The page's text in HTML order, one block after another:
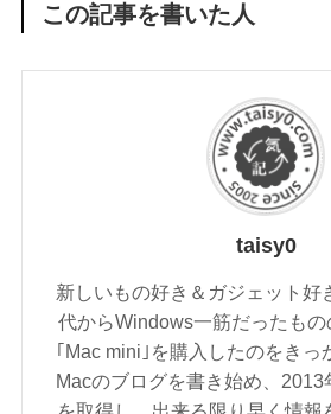
この記事を書いた人
taisy0
新しいもの好き＆ガジェット好
代からWindows一筋だったも
｢Mac mini｣を購入したのをきっ
Macのブログを書き始め、2013